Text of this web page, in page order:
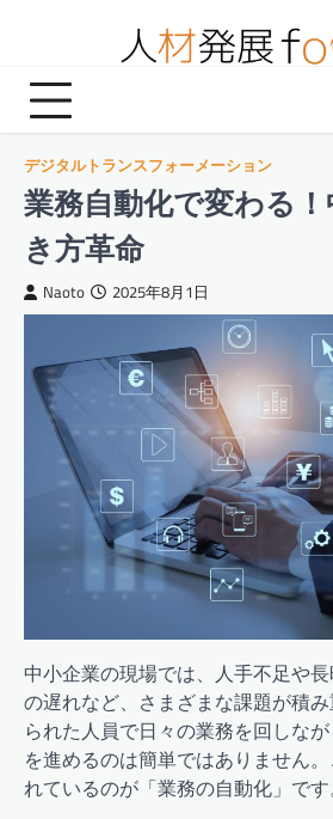
デジタルトランスフォーメーション
業務自動化で変わる
き方革命
Naoto 2025年8月1日
中小企業の現場では、人手不足や
の遅れなど、さまざまな課題が積
られた人員で日々の業務を回しな
を進めるのは簡単ではありません
れているのが「業務の自動化」です